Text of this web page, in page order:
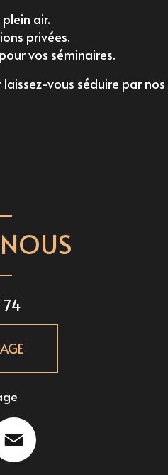
air.
privées.
vos séminaires.
vous séduire par nos
74